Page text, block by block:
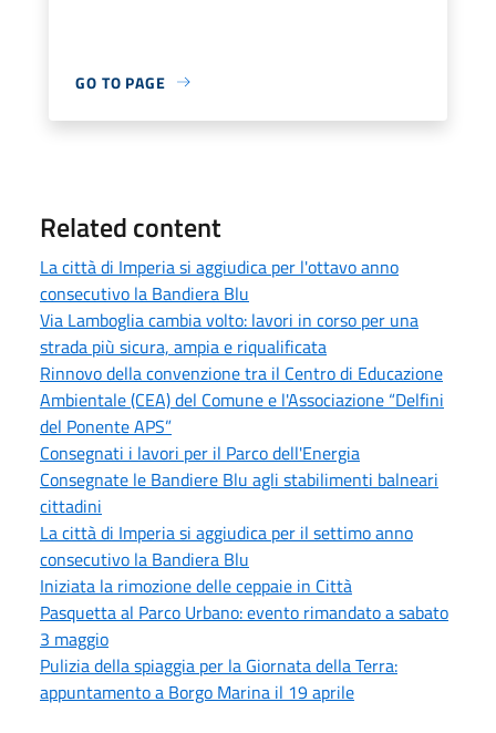
GO TO PAGE
Related content
La città di Imperia si aggiudica per l'ottavo anno
consecutivo la Bandiera Blu
Via Lamboglia cambia volto: lavori in corso per una
strada più sicura, ampia e riqualificata
Rinnovo della convenzione tra il Centro di Educazione
Ambientale (CEA) del Comune e l'Associazione “Delfini
del Ponente APS”
Consegnati i lavori per il Parco dell'Energia
Consegnate le Bandiere Blu agli stabilimenti balneari
cittadini
La città di Imperia si aggiudica per il settimo anno
consecutivo la Bandiera Blu
Iniziata la rimozione delle ceppaie in Città
Pasquetta al Parco Urbano: evento rimandato a sabato
3 maggio
Pulizia della spiaggia per la Giornata della Terra:
appuntamento a Borgo Marina il 19 aprile